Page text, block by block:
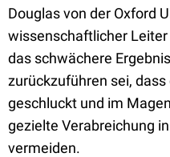
Douglas von der Oxford
wissenschaftlicher Leiter
das schwächere
zurückzuführen sei,
geschluckt und im
gezielte Verabreichung
vermeiden.